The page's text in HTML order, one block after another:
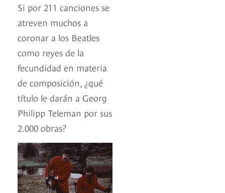
Si por 211 canciones se
atreven muchos a
coronar a los Beatles
como reyes de la
fecundidad en materia
de composición, ¿qué
título le darán a Georg
Philipp Teleman por sus
2.000 obras?